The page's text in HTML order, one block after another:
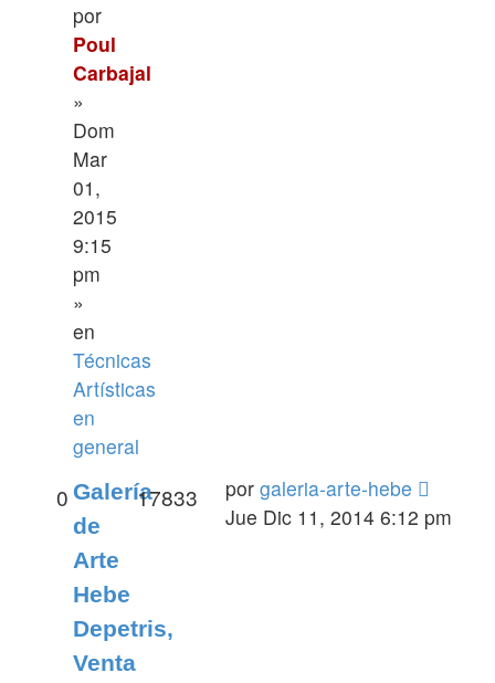
por
Poul
Carbajal
»
Dom
Mar
01,
2015
9:15
pm
»
en
Técnicas
Artísticas
en
general
Galería
de
Arte
Hebe
Depetris,
Venta
0 17833 por galeria-arte-hebe
Jue Dic 11, 2014 6:12 pm